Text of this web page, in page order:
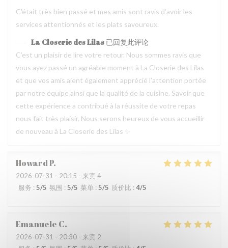
C'était très bien passé et mes amis sont ravis d'avoir les
services attentionnés et les plats savoureux.
La Closerie des Lilas 已回复此评论
C’est un plaisir de lire votre retour. Nous sommes ravis que
vous ayez passé un agréable moment à La Closerie des Lilas
et que vos amis aient également apprécié l’attention portée
par notre équipe ainsi que la qualité de la cuisine. Savoir que
cette expérience a contribué à la réussite de votre repas
nous fait très plaisir. Nous serons heureux de vous accueillir
de nouveau à La Closerie des Lilas ✨
HowardP
2026-07-31 - 20:15 - 来宾 4
服务 :5/5 氛围 : 5/5 菜单 : 5/5 质价比 : 4/5
Emanuele C
2026-07-31 - 20:30 - 来宾 2